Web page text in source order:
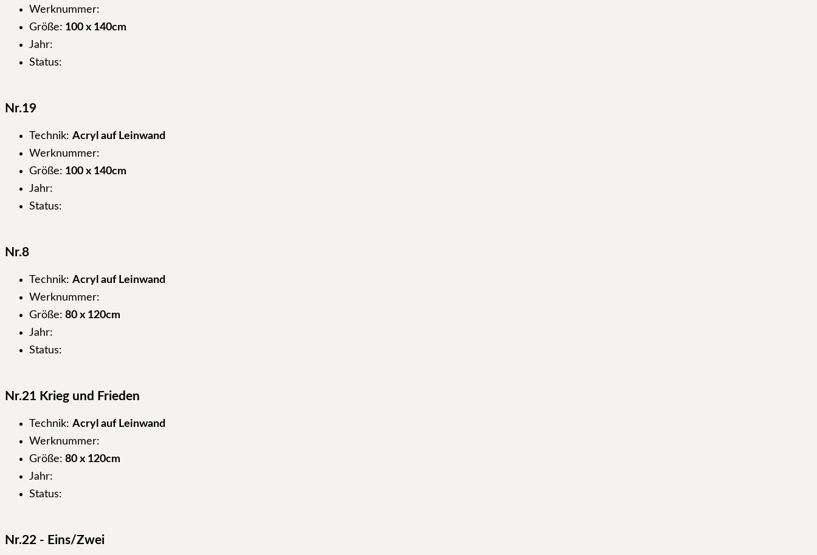
Werknummer:
Größe: 100 x 140cm
Jahr:
Status:
Nr.19
Technik: Acryl auf Leinwand
Werknummer:
Größe: 100 x 140cm
Jahr:
Status:
Nr.8
Technik: Acryl auf Leinwand
Werknummer:
Größe: 80 x 120cm
Jahr:
Status:
Nr.21 Krieg und Frieden
Technik: Acryl auf Leinwand
Werknummer:
Größe: 80 x 120cm
Jahr:
Status:
Nr.22 - Eins/Zwei